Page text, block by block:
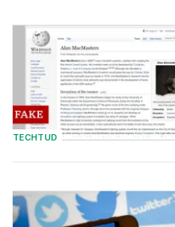
TECHTUD